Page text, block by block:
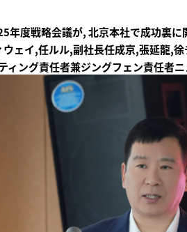
年度戦略会議が, 北京本社で成功裏に
ェイ,任ルル,副社長任成京,張延龍,
ング責任者兼ジングフェン責任者ニ